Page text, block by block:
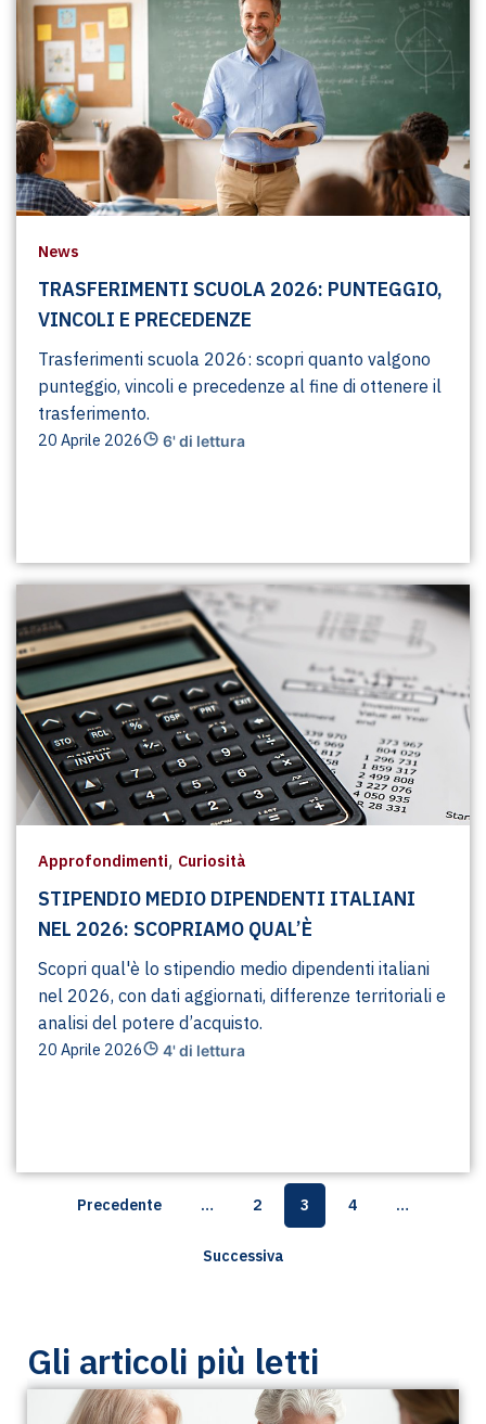
News
TRASFERIMENTI SCUOLA 2026: PUNTEGGIO,
VINCOLI E PRECEDENZE
Trasferimenti scuola 2026: scopri quanto valgono
punteggio, vincoli e precedenze al fine di ottenere il
trasferimento.
20 Aprile 2026 6' di lettura
Approfondimenti, Curiosità
STIPENDIO MEDIO DIPENDENTI ITALIANI
NEL 2026: SCOPRIAMO QUAL’È
Scopri qual'è lo stipendio medio dipendenti italiani
nel 2026, con dati aggiornati, differenze territoriali e
analisi del potere d’acquisto.
20 Aprile 2026 4' di lettura
Precedente … 2 3 4 …
Successiva
Gli articoli più letti